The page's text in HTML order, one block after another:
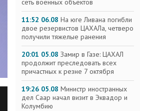
сеть военных объектов
11:52 06.08 На юге Ливана погибли
двое резервистов ЦАХАЛа, четверо
получили тяжелые ранения
20:01 05.08 Замир в Газе: ЦАХАЛ
продолжит преследовать всех
причастных к резне 7 октября
19:26 05.08 Министр иностранных
дел Саар начал визит в Эквадор и
Колумбию